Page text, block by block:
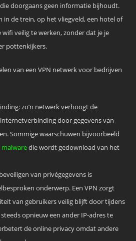
doorgaans geen informatie bijhoudt.
in de trein, op het vliegveld, een hotel of
veilig te werken, zonder dat je je
pottenkijkers.
van een VPN netwerk voor bedrijven
zo’n netwerk verhoogt de
door gegevens van
Sommige waarschuwen bijvoorbeeld
malwaredie wordt gedownload van het
van privégegevens is
onderwerp. Een VPN zorgt
van gebruikers veilig blijft door tijdens
opnieuw een ander IP-adres te
de online privacy omdat andere